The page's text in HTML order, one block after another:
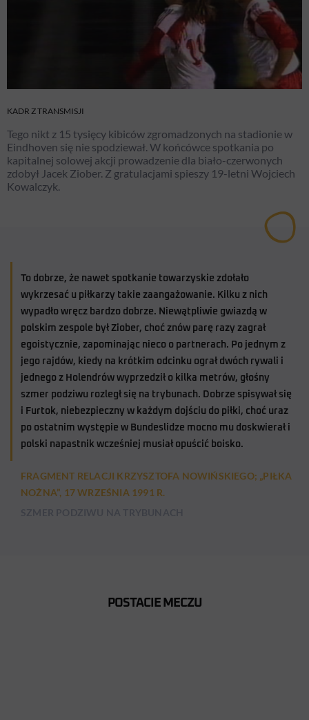
KADR Z TRANSMISJI
Tego nikt z 15 tysięcy kibiców zgromadzonych na stadionie w
Eindhoven się nie spodziewał. W końcówce spotkania po
kapitalnej solowej akcji prowadzenie dla biało-czerwonych
zdobył Jacek Ziober. Z gratulacjami spieszy 19-letni Wojciech
Kowalczyk.
To dobrze, że nawet spotkanie towarzyskie zdołało
wykrzesać u piłkarzy takie zaangażowanie. Kilku z nich
wypadło wręcz bardzo dobrze. Niewątpliwie gwiazdą w
polskim zespole był Ziober, choć znów parę razy zagrał
egoistycznie, zapominając nieco o partnerach. Po jednym z
jego rajdów, kiedy na krótkim odcinku ograł dwóch rywali i
jednego z Holendrów wyprzedził o kilka metrów, głośny
szmer podziwu rozległ się na trybunach. Dobrze spisywał się
i Furtok, niebezpieczny w każdym dojściu do piłki, choć uraz
po ostatnim występie w Bundeslidze mocno mu doskwierał i
polski napastnik wcześniej musiał opuścić boisko.
FRAGMENT RELACJI KRZYSZTOFA NOWIŃSKIEGO; „PIŁKA
NOŻNA”, 17 WRZEŚNIA 1991 R.
POSTACIE MECZU